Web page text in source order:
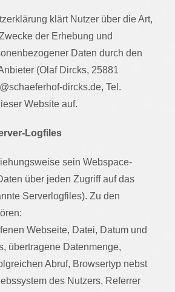
klärt Nutzer über die Art,
der Erhebung und
Daten durch den
(Olaf Dircks, 25881
dircks.de, Tel.
Website auf.
Logfiles
sein Webspace-
über jeden Zugriff auf das
Serverlogfiles). Zu den
Webseite, Datei, Datum und
übertragene Datenmenge,
Abruf, Browsertyp nebst
des Nutzers, Referrer